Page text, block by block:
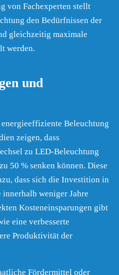
von Fachexperten stellt
den Bedürfnissen der
gleichzeitig maximale
werden.
und
Beleuchtung
zeigen, dass
zu LED-Beleuchtung
50 % senken können. Diese
dass sich die Investition in
innerhalb weniger Jahre
Kosteneinsparungen gibt
eine verbesserte
Produktivität der
Fördermittel oder